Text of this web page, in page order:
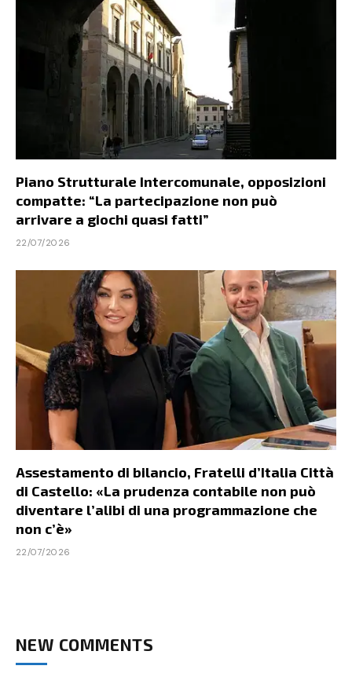
Piano Strutturale Intercomunale, opposizioni
compatte: “La partecipazione non può
arrivare a giochi quasi fatti”
22/07/2026
Assestamento di bilancio, Fratelli d’Italia Città
di Castello: «La prudenza contabile non può
diventare l’alibi di una programmazione che
non c’è»
22/07/2026
NEW COMMENTS